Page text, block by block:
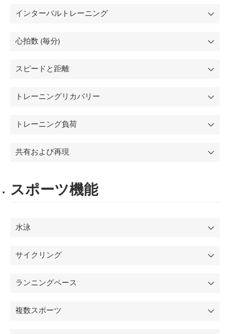
インターバルトレーニング
心拍数 (毎分)
スピードと距離
トレーニングリカバリー
トレーニング負荷
共有および再現
スポーツ機能
水泳
サイクリング
ランニングペース
複数スポーツ